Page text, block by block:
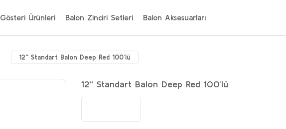
Gösteri Ürünleri Balon Zinciri Setleri Balon Aksesuarları
12'' Standart Balon Deep Red 100’lü
12'' Standart Balon Deep Red 100’lü